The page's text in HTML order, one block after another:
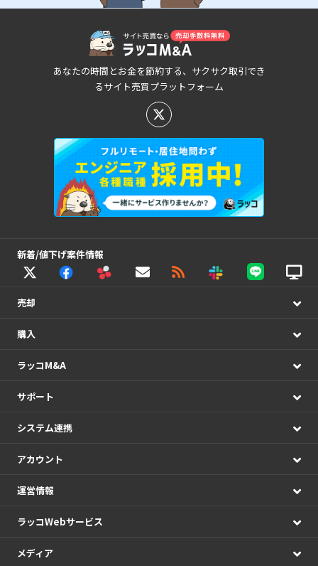
あなたの時間とお金を節約する、サクサク取引でき
るサイト売買プラットフォーム
新着/値下げ案件情報
売却
購入
ラッコM&A
サポート
システム連携
アカウント
運営情報
ラッコWebサービス
メディア